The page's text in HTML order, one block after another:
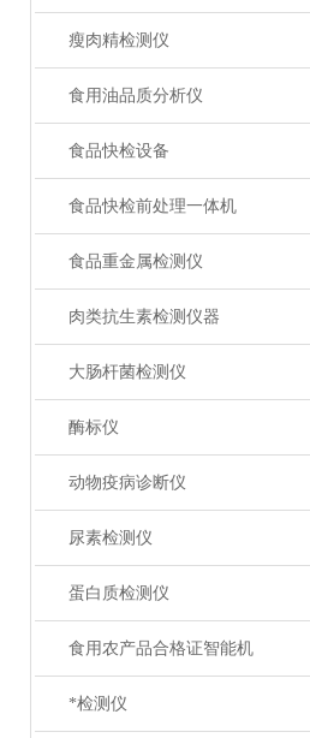
瘦肉精检测仪
食用油品质分析仪
食品快检设备
食品快检前处理一体机
食品重金属检测仪
肉类抗生素检测仪器
大肠杆菌检测仪
酶标仪
动物疫病诊断仪
尿素检测仪
蛋白质检测仪
食用农产品合格证智能机
*检测仪